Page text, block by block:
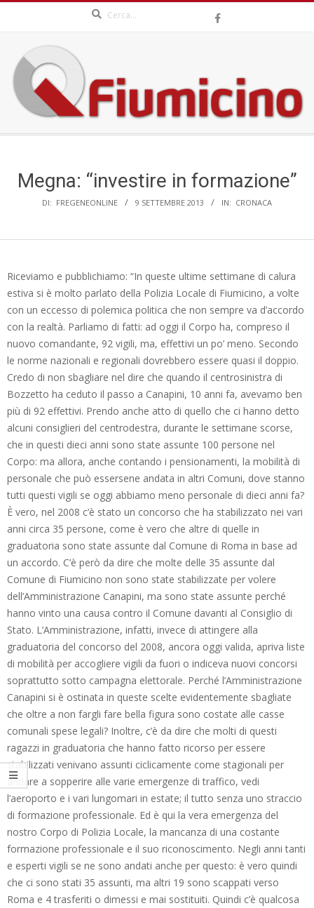
content
QFIUMICINO.COM
MenuMegna: “investire in formazione”
DI: FREGENEONLINE 9 SETTEMBRE 2013 IN: CRONACA
Riceviamo e pubblichiamo: “In queste ultime settimane di calura
estiva si è molto parlato della Polizia Locale di Fiumicino, a volte
con un eccesso di polemica politica che non sempre va d’accordo
con la realtà. Parliamo di fatti: ad oggi il Corpo ha, compreso il
nuovo comandante, 92 vigili, ma, effettivi un po’ meno. Secondo
le norme nazionali e regionali dovrebbero essere quasi il doppio.
Credo di non sbagliare nel dire che quando il centrosinistra di
Bozzetto ha ceduto il passo a Canapini, 10 anni fa, avevamo ben
più di 92 effettivi. Prendo anche atto di quello che ci hanno detto
alcuni consiglieri del centrodestra, durante le settimane scorse,
che in questi dieci anni sono state assunte 100 persone nel
Corpo: ma allora, anche contando i pensionamenti, la mobilità di
personale che può essersene andata in altri Comuni, dove stanno
tutti questi vigili se oggi abbiamo meno personale di dieci anni fa?
È vero, nel 2008 c’è stato un concorso che ha stabilizzato nei vari
anni circa 35 persone, come è vero che altre di quelle in
graduatoria sono state assunte dal Comune di Roma in base ad
un accordo. C’è però da dire che molte delle 35 assunte dal
Comune di Fiumicino non sono state stabilizzate per volere
dell’Amministrazione Canapini, ma sono state assunte perché
hanno vinto una causa contro il Comune davanti al Consiglio di
Stato. L’Amministrazione, infatti, invece di attingere alla
graduatoria del concorso del 2008, ancora oggi valida, apriva liste
di mobilità per accogliere vigili da fuori o indiceva nuovi concorsi
soprattutto sotto campagna elettorale. Perché l’Amministrazione
Canapini si è ostinata in queste scelte evidentemente sbagliate
che oltre a non fargli fare bella figura sono costate alle casse
comunali spese legali? Inoltre, c’è da dire che molti di questi
ragazzi in graduatoria che hanno fatto ricorso per essere
stabilizzati venivano assunti ciclicamente come stagionali per
andare a sopperire alle varie emergenze di traffico, vedi
l’aeroporto e i vari lungomari in estate; il tutto senza uno straccio
di formazione professionale. Ed è qui la vera emergenza del
nostro Corpo di Polizia Locale, la mancanza di una costante
formazione professionale e il suo riconoscimento. Negli anni tanti
e esperti vigili se ne sono andati anche per questo: è vero quindi
che ci sono stati 35 assunti, ma altri 19 sono scappati verso
Roma e 4 trasferiti o dimessi e mai sostituiti. Quindi c’è qualcosa